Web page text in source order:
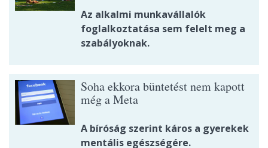
Az alkalmi munkavállalók
foglalkoztatása sem felelt meg a
szabályoknak.
Soha ekkora büntetést nem kapott
még a Meta
A bíróság szerint káros a gyerekek
mentális egészségére.